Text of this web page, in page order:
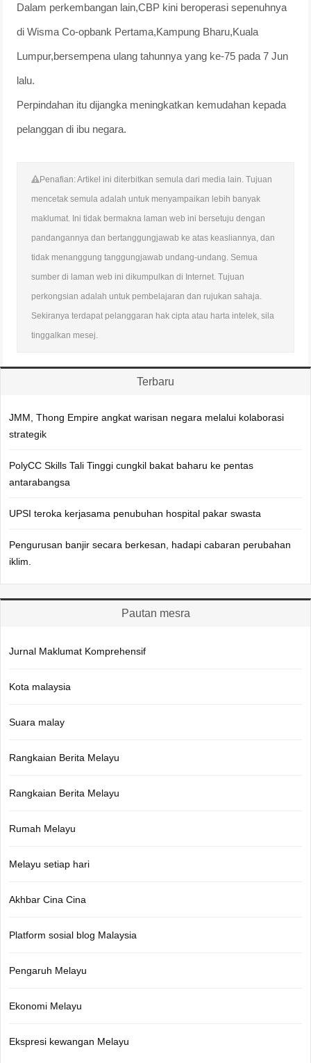
Dalam perkembangan lain,CBP kini beroperasi sepenuhnya
di Wisma Co-opbank Pertama,Kampung Bharu,Kuala
Lumpur,bersempena ulang tahunnya yang ke-75 pada 7 Jun
lalu.
Perpindahan itu dijangka meningkatkan kemudahan kepada
pelanggan di ibu negara.
Penafian: Artikel ini diterbitkan semula dari media lain. Tujuan
mencetak semula adalah untuk menyampaikan lebih banyak
maklumat. Ini tidak bermakna laman web ini bersetuju dengan
pandangannya dan bertanggungjawab ke atas keasliannya, dan
tidak menanggung tanggungjawab undang-undang. Semua
sumber di laman web ini dikumpulkan di Internet. Tujuan
perkongsian adalah untuk pembelajaran dan rujukan sahaja.
Sekiranya terdapat pelanggaran hak cipta atau harta intelek, sila
tinggalkan mesej.
Terbaru
JMM, Thong Empire angkat warisan negara melalui kolaborasi
strategik
PolyCC Skills Tali Tinggi cungkil bakat baharu ke pentas
antarabangsa
UPSI teroka kerjasama penubuhan hospital pakar swasta
Pengurusan banjir secara berkesan, hadapi cabaran perubahan
iklim.
Pautan mesra
Jurnal Maklumat Komprehensif
Kota malaysia
Suara malay
Rangkaian Berita Melayu
Rangkaian Berita Melayu
Rumah Melayu
Melayu setiap hari
Akhbar Cina Cina
Platform sosial blog Malaysia
Pengaruh Melayu
Ekonomi Melayu
Ekspresi kewangan Melayu